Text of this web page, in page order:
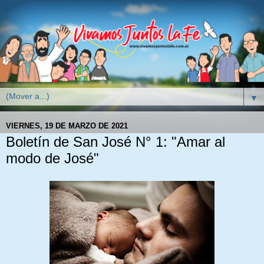
▼
VIERNES, 19 DE MARZO DE 2021
Boletín de San José N° 1: "Amar al
modo de José"